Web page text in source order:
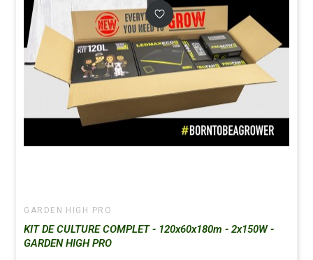
GARDEN HIGH PRO
KIT DE CULTURE COMPLET - 120x60x180m - 2x150W -
GARDEN HIGH PRO